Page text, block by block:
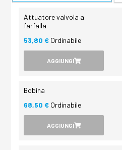
Attuatore valvola a
farfalla
53,80 € Ordinabile
AGGIUNGI
Bobina
68,50 € Ordinabile
AGGIUNGI